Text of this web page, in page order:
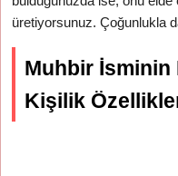
üretiyorsunuz. Çoğunlukla
Muhbir İsminin
Kişilik